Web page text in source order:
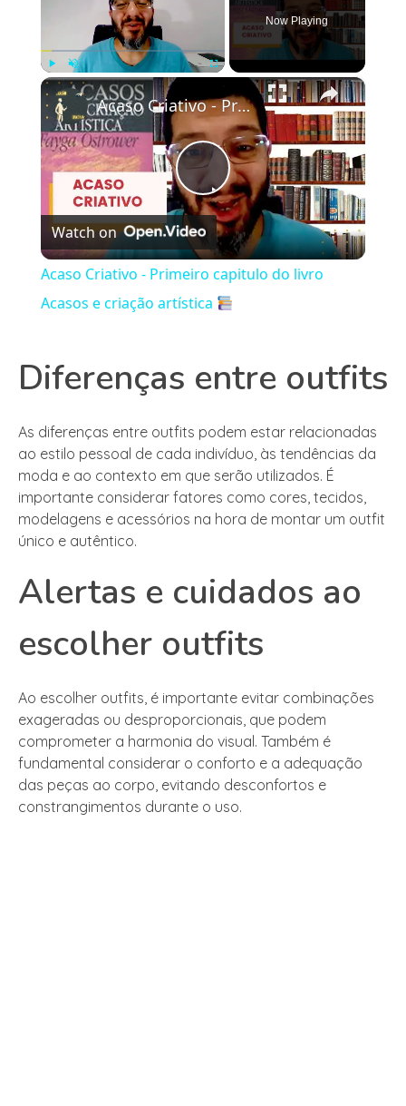
Play Unmute
Now Playing
×
Play
Video
Acaso Criativo - Primeiro capitulo do livro Acasos e criação artística
Watch on
Acaso Criativo - Primeiro capitulo do livro
Acasos e criação artística
Diferenças entre outfits
As diferenças entre outfits podem estar relacionadas
ao estilo pessoal de cada indivíduo, às tendências da
moda e ao contexto em que serão utilizados. É
importante considerar fatores como cores, tecidos,
modelagens e acessórios na hora de montar um outfit
único e autêntico.
Alertas e cuidados ao
escolher outfits
Ao escolher outfits, é importante evitar combinações
exageradas ou desproporcionais, que podem
comprometer a harmonia do visual. Também é
fundamental considerar o conforto e a adequação
das peças ao corpo, evitando desconfortos e
constrangimentos durante o uso.